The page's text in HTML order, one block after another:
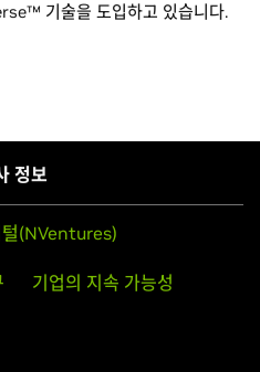
기술을 도입하고 있습니다.
정보
털(NVentures)
기업의 지속 가능성